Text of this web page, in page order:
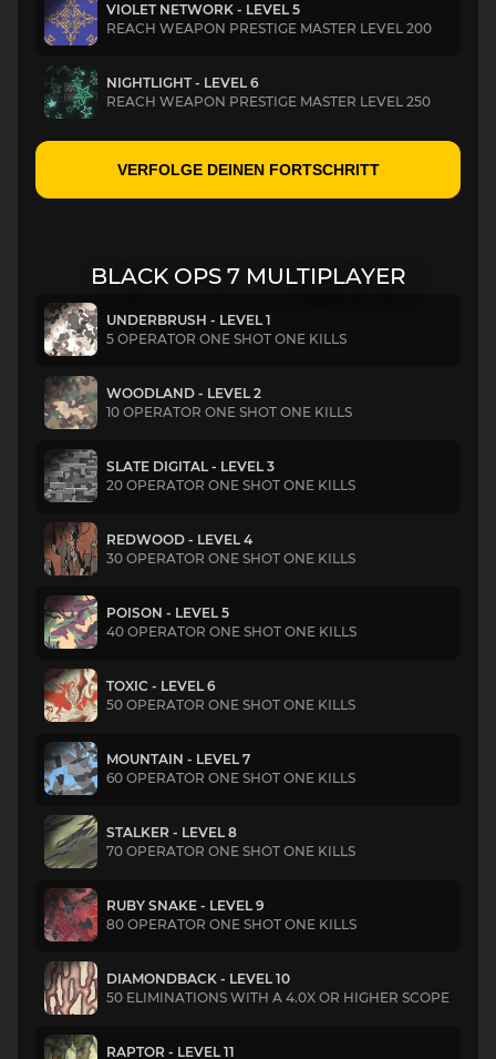
VIOLET NETWORK - LEVEL 5
REACH WEAPON PRESTIGE MASTER LEVEL 200
NIGHTLIGHT - LEVEL 6
REACH WEAPON PRESTIGE MASTER LEVEL 250
VERFOLGE DEINEN FORTSCHRITT
BLACK OPS 7 MULTIPLAYER
UNDERBRUSH - LEVEL 1
5 OPERATOR ONE SHOT ONE KILLS
WOODLAND - LEVEL 2
10 OPERATOR ONE SHOT ONE KILLS
SLATE DIGITAL - LEVEL 3
20 OPERATOR ONE SHOT ONE KILLS
REDWOOD - LEVEL 4
30 OPERATOR ONE SHOT ONE KILLS
POISON - LEVEL 5
40 OPERATOR ONE SHOT ONE KILLS
TOXIC - LEVEL 6
50 OPERATOR ONE SHOT ONE KILLS
MOUNTAIN - LEVEL 7
60 OPERATOR ONE SHOT ONE KILLS
STALKER - LEVEL 8
70 OPERATOR ONE SHOT ONE KILLS
RUBY SNAKE - LEVEL 9
80 OPERATOR ONE SHOT ONE KILLS
DIAMONDBACK - LEVEL 10
50 ELIMINATIONS WITH A 4.0X OR HIGHER SCOPE
RAPTOR - LEVEL 11